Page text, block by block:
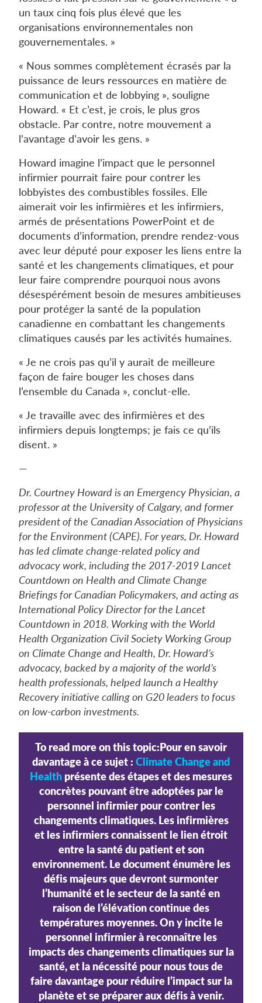
un taux cinq fois plus élevé que les
organisations environnementales non
gouvernementales. »
« Nous sommes complètement écrasés par la
puissance de leurs ressources en matière de
communication et de lobbying », souligne
Howard. « Et c’est, je crois, le plus gros
obstacle. Par contre, notre mouvement a
l’avantage d’avoir les gens. »
Howard imagine l’impact que le personnel
infirmier pourrait faire pour contrer les
lobbyistes des combustibles fossiles. Elle
aimerait voir les infirmières et les infirmiers,
armés de présentations PowerPoint et de
documents d’information, prendre rendez-vous
avec leur député pour exposer les liens entre la
santé et les changements climatiques, et pour
leur faire comprendre pourquoi nous avons
désespérément besoin de mesures ambitieuses
pour protéger la santé de la population
canadienne en combattant les changements
climatiques causés par les activités humaines.
« Je ne crois pas qu’il y aurait de meilleure
façon de faire bouger les choses dans
l’ensemble du Canada », conclut-elle.
« Je travaille avec des infirmières et des
infirmiers depuis longtemps; je fais ce qu’ils
disent. »
—
Dr. Courtney Howard is an Emergency Physician, a
professor at the University of Calgary, and former
president of the Canadian Association of Physicians
for the Environment (CAPE). For years, Dr. Howard
has led climate change-related policy and
advocacy work, including the 2017-2019 Lancet
Countdown on Health and Climate Change
Briefings for Canadian Policymakers, and acting as
International Policy Director for the Lancet
Countdown in 2018. Working with the World
Health Organization Civil Society Working Group
on Climate Change and Health, Dr. Howard’s
advocacy, backed by a majority of the world’s
health professionals, helped launch a Healthy
Recovery initiative calling on G20 leaders to focus
on low-carbon investments.
To read more on this topic:Pour en savoir
davantage à ce sujet : Climate Change and
Health présente des étapes et des mesures
concrètes pouvant être adoptées par le
personnel infirmier pour contrer les
changements climatiques. Les infirmières
et les infirmiers connaissent le lien étroit
entre la santé du patient et son
environnement. Le document énumère les
défis majeurs que devront surmonter
l’humanité et le secteur de la santé en
raison de l’élévation continue des
températures moyennes. On y incite le
personnel infirmier à reconnaître les
impacts des changements climatiques sur la
santé, et la nécessité pour nous tous de
faire davantage pour réduire l’impact sur la
planète et se préparer aux défis à venir.